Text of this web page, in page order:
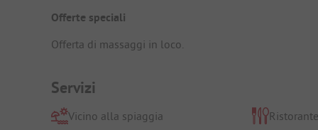
Offerte speciali
Offerta di massaggi in loco.
Servizi
Vicino alla spiaggia
Ristorante